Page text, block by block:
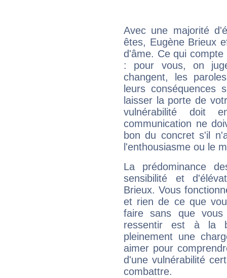
Avec une majorité
êtes, Eugène Brieux
d'âme. Ce qui
: pour vous, on
changent, les
leurs conséquences
laisser la porte de
vulnérabilité doit
communication ne
bon du concret s'il
l'enthousiasme ou le
La prédominance
sensibilité et
Brieux. Vous
et rien de ce que
faire sans que
ressentir est à la
pleinement une
aimer pour
d'une vulnérabilité
combattre.